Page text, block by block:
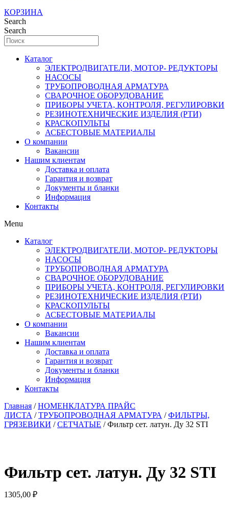
КОРЗИНА
Search
Search
Каталог
ЭЛЕКТРОДВИГАТЕЛИ, МОТОР- РЕДУКТОРЫ
НАСОСЫ
ТРУБОПРОВОДНАЯ АРМАТУРА
СВАРОЧНОЕ ОБОРУДОВАНИЕ
ПРИБОРЫ УЧЕТА, КОНТРОЛЯ, РЕГУЛИРОВКИ
РЕЗИНОТЕХНИЧЕСКИЕ ИЗДЕЛИЯ (РТИ)
КРАСКОПУЛЬТЫ
АСБЕСТОВЫЕ МАТЕРИАЛЫ
О компании
Вакансии
Нашим клиентам
Доставка и оплата
Гарантия и возврат
Документы и бланки
Информация
Контакты
Menu
Каталог
ЭЛЕКТРОДВИГАТЕЛИ, МОТОР- РЕДУКТОРЫ
НАСОСЫ
ТРУБОПРОВОДНАЯ АРМАТУРА
СВАРОЧНОЕ ОБОРУДОВАНИЕ
ПРИБОРЫ УЧЕТА, КОНТРОЛЯ, РЕГУЛИРОВКИ
РЕЗИНОТЕХНИЧЕСКИЕ ИЗДЕЛИЯ (РТИ)
КРАСКОПУЛЬТЫ
АСБЕСТОВЫЕ МАТЕРИАЛЫ
О компании
Вакансии
Нашим клиентам
Доставка и оплата
Гарантия и возврат
Документы и бланки
Информация
Контакты
Главная /НОМЕНКЛАТУРА ПРАЙС
ЛИСТА /ТРУБОПРОВОДНАЯ АРМАТУРА /ФИЛЬТРЫ,
ГРЯЗЕВИКИ /СЕТЧАТЫЕ / Фильтр сет. латун. Ду 32 STI
Фильтр сет. латун. Ду 32 STI
1305,00 ₽